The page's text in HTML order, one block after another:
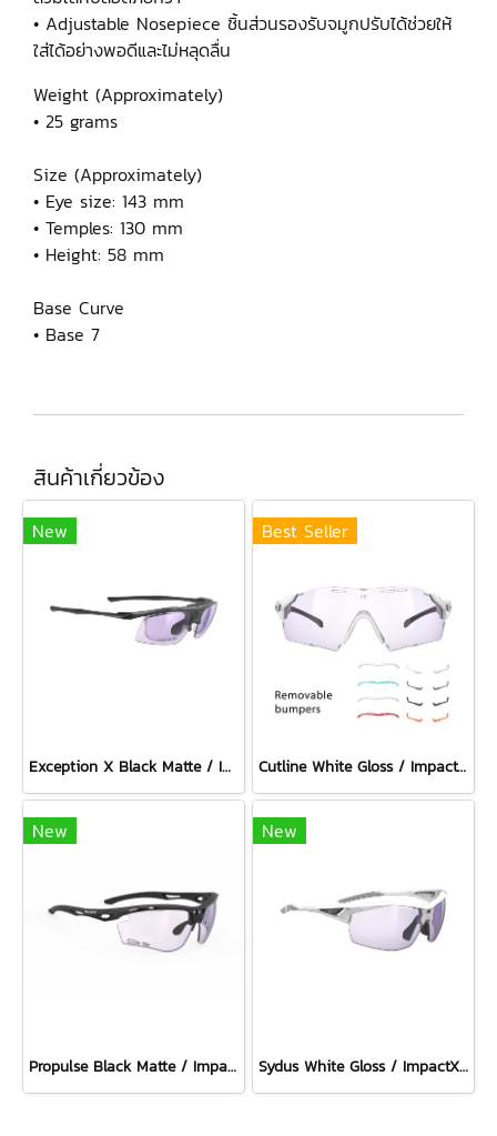
• Adjustable Nosepiece ชิ้นส่วนรองรับจมูกปรับได้ช่วยให้
ใส่ได้อย่างพอดีและไม่หลุดลื่น
Weight (Approximately)
• 25 grams
Size (Approximately)
• Eye size: 143 mm
• Temples: 130 mm
• Height: 58 mm
Base Curve
• Base 7
สินค้าเกี่ยวข้อง
New
Exception X Black Matte / ImpactX Photochromic 2 Laser Purple
Best Seller
Cutline White Gloss / ImpactX Photochromic 2 Laser Purple with bumpers set
New
Propulse Black Matte / ImpactX Photochromic 2 Laser Purple
New
Sydus White Gloss / ImpactX Photochromic 2 Laser Purple